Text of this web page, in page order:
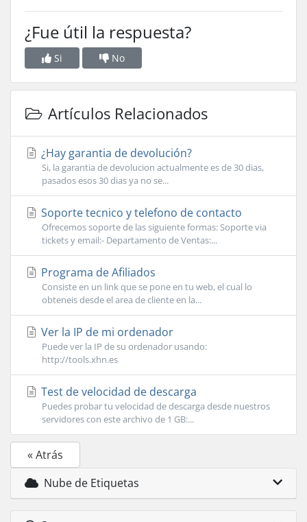
¿Fue útil la respuesta?
Si No
Artículos Relacionados
¿Hay garantia de devolución?
Si, la garantia de devolucion actualmente es de 30 dias,
pasados esos 30 dias ya no se...
Soporte tecnico y telefono de contacto
Ofrecemos soporte de las siguiente formas: Soporte via
tickets y email:- Departamento de Ventas:...
Programa de Afiliados
Consiste en un link que se pone en tu web, el cual lo
obteneis desde el area de cliente en la...
Ver la IP de mi ordenador
Puede ver la IP de su ordenador usando:
http://tools.xhn.es
Test de velocidad de descarga
Puedes probar tu velocidad de descarga desde nuestros
servidores con este archivo de 1 GB:...
« Atrás
Nube de Etiquetas